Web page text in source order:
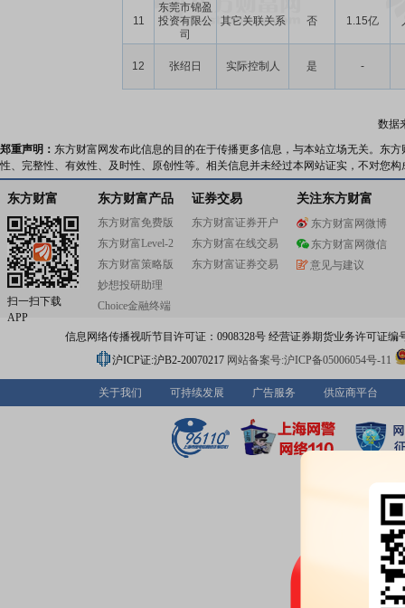
11
东莞市锦盈
投资有限公
司
其它关联关系 否 1.15亿
12 张绍日 实际控制人 是 -
数据
郑重声明： 东方财富网发布此信息的目的在于传播更多信息，与本站立场无关。东
性、完整性、有效性、及时性、原创性等。相关信息并未经过本网站证实，不对您
东方财富
扫一扫下载
APP
东方财富产品
东方财富免费版
东方财富Level-2
东方财富策略版
妙想投研助理
Choice金融终端
证券交易
东方财富证券开户
东方财富在线交易
东方财富证券交易
关注东方财富
东方财富网微博
东方财富网微信
意见与建议
信息网络传播视听节目许可证：0908328号 经营证券期货业务许可证编
沪ICP证:沪B2-20070217 网站备案号:沪ICP备05006054号-11
关于我们 可持续发展 广告服务 供应商平台